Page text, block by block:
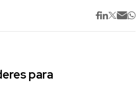
para